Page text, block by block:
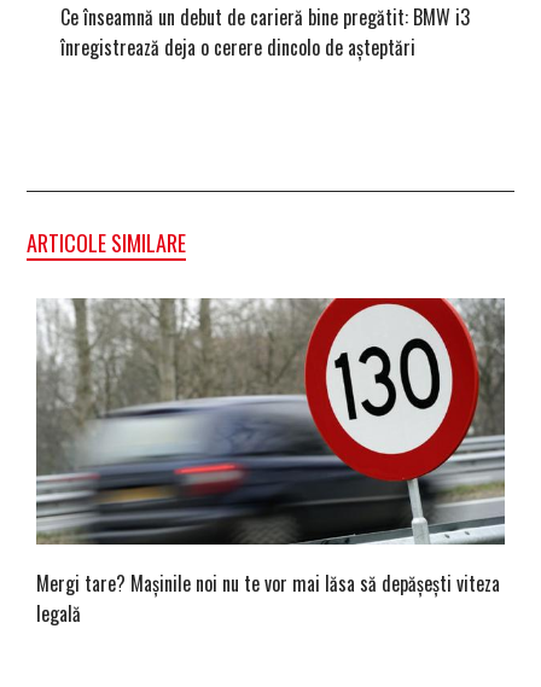
Ce înseamnă un debut de carieră bine pregătit: BMW i3
înregistrează deja o cerere dincolo de așteptări
ARTICOLE SIMILARE
Mergi tare? Mașinile noi nu te vor mai lăsa să depășești viteza
legală